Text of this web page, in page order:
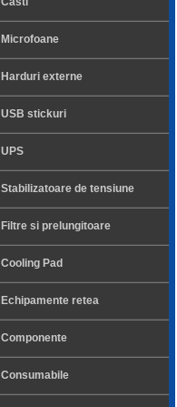
Microfoane
Harduri externe
USB stickuri
UPS
Stabilizatoare de tensiune
Filtre si prelungitoare
Cooling Pad
Echipamente retea
Componente
Consumabile